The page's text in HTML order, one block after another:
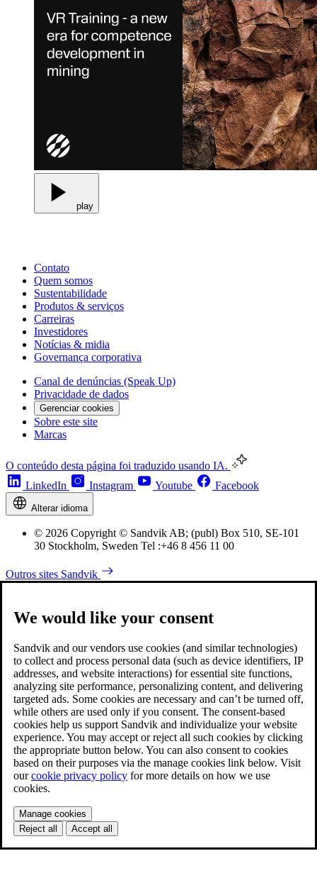
play
Contato
Quem somos
Sustentabilidade
Produtos & serviços
Carreiras
Investidores
Notícias & midia
Governança corporativa
Canal de denúncias (Speak Up)
Privacidade de dados
Gerenciar cookies
Sobre este site
Marcas
O conteúdo desta página foi traduzido usando IA.
LinkedIn
Instagram Youtube Facebook
Alterar idioma
© 2026 Copyright © Sandvik AB; (publ) Box 510, SE-101
30 Stockholm, Sweden Tel :+46 8 456 11 00
Outros sites Sandvik
We would like your consent
Sandvik and our vendors use cookies (and similar technologies)
to collect and process personal data (such as device identifiers, IP
addresses, and website interactions) for essential site functions,
analyzing site performance, personalizing content, and delivering
targeted ads. Some cookies are necessary and can’t be turned off,
while others are used only if you consent. The consent-based
cookies help us support Sandvik and individualize your website
experience. You may accept or reject all such cookies by clicking
the appropriate button below. You can also consent to cookies
based on their purposes via the manage cookies link below. Visit
ourcookie privacy policy for more details on how we use
cookies.
Manage cookies
Reject all
Accept all